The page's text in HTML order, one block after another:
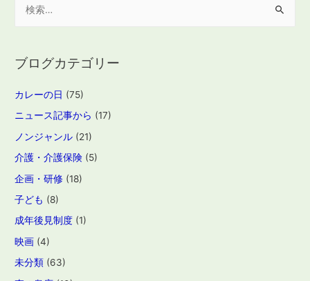
ブログカテゴリー
カレーの日 (75)
ニュース記事から (17)
ノンジャンル (21)
介護・介護保険 (5)
企画・研修 (18)
子ども (8)
成年後見制度 (1)
映画 (4)
未分類 (63)